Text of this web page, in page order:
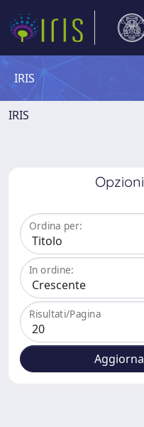
IRIS
IRIS
Opzioni
Ordina per:
In ordine:
Risultati/Pagina